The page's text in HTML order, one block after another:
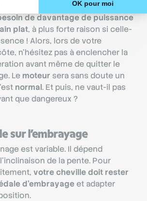
côte, votre voiture a
de davantage de puissance
plat, à plus forte raison si celle-
! Alors, lors de votre
n’hésitez pas à enclencher la
avant même de quitter le
Le moteur sera sans doute un
normal. Et puis, ne vaut-il pas
que dangereux ?
sur l’embrayage
est variable. Il dépend
de la pente. Pour
votre cheville doit rester
d’embrayageet adapter